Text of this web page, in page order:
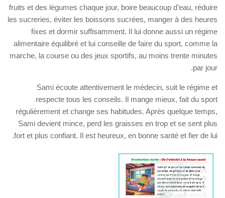
fruits et des légumes chaque jour, boire beaucoup d’eau, réduire
les sucreries, éviter les boissons sucrées, manger à des heures
fixes et dormir suffisamment. Il lui donne aussi un régime
alimentaire équilibré et lui conseille de faire du sport, comme la
marche, la course ou des jeux sportifs, au moins trente minutes
par jour.
Sami écoute attentivement le médecin, suit le régime et
respecte tous les conseils. Il mange mieux, fait du sport
régulièrement et change ses habitudes. Après quelque temps,
Sami devient mince, perd les graisses en trop et se sent plus
fort et plus confiant. Il est heureux, en bonne santé et fier de lui.